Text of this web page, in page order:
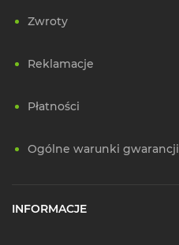
Zwroty
Reklamacje
Płatności
Ogólne warunki gwarancji
INFORMACJE